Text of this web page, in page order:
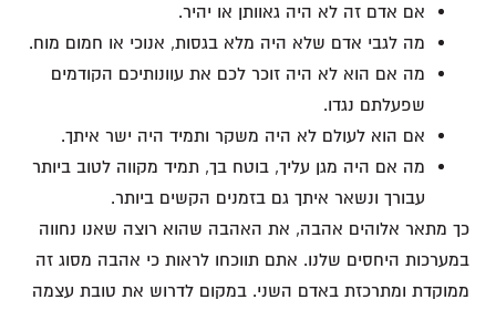
אם אדם זה לא היה גאוותן או יהיר.
מה לגבי אדם שלא היה מלא בגסות, אנוכי או חמום מוח.
מה אם הוא לא היה זוכר לכם את עוונותיכם הקודמים
שפעלתם נגדו.
אם הוא לעולם לא היה משקר ותמיד היה ישר איתך.
מה אם היה מגן עליך, בוטח בך, תמיד מקווה לטוב ביותר
עבורך ונשאר איתך גם בזמנים הקשים ביותר.
כך מתאר אלוהים אהבה, את האהבה שהוא רוצה שאנו נחווה
במערכות היחסים שלנו. אתם תווכחו לראות כי אהבה מסוג זה
ממוקדת ומתרכזת באדם השני. במקום לדרוש את טובת עצמה